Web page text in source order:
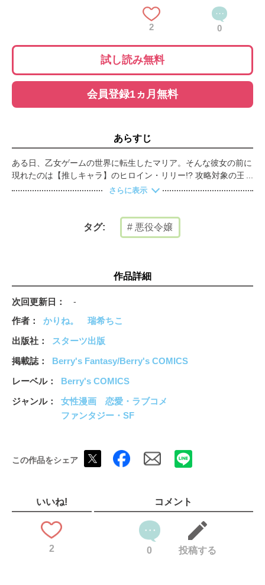
2 0
試し読み無料
会員登録1ヵ月無料
あらすじ
ある日、乙女ゲームの世界に転生したマリア。そんな彼女の前に
現れたのは【推しキャラ】のヒロイン・リリー!? 攻略対象の王子
には見向きもせず、前世でリリーを推していたマリアは大興奮！
落ち込むマリアだったが、ある事に気づく。「もしかして…悪役
令嬢を演じつつ、リリーをいじめから守れれば、お近づきになれ
に目を付けられてしまい!?推しのリリーに近づきたいマリアと、
迫りくるアル…三つ巴の王宮ファンタジーがここに開幕！（この
作品は電子コミック誌Berry’ｓ fantasy Vol.21に収録されていま
さらに表示
タグ: 悪役令嬢
作品詳細
次回更新日 -
作者 かりね。
瑞希ちこ
出版社
スターツ出版
掲載誌
Berry's Fantasy/Berry's COMICS
レーベル
Berry's COMICS
ジャンル
女性漫画
恋愛・ラブコメ
ファンタジー・SF
この作品をシェア
いいね!
2
コメント
0 投稿する